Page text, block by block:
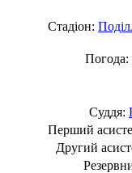
Стадіон:
Погода:
Суддя:
Перший
Другий